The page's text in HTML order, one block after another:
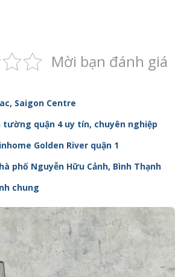
Mời bạn đánh giá
Saigon Centre
tường quận 4 uy tín, chuyên nghiệp
Golden River quận 1
phố Nguyễn Hữu Cảnh, Bình Thạnh
chung